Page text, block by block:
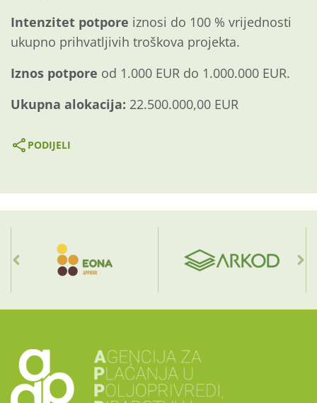
Intenzitet potpore iznosi do 100 % vrijednosti
ukupno prihvatljivih troškova projekta.
Iznos potpore od 1.000 EUR do 1.000.000 EUR.
Ukupna alokacija: 22.500.000,00 EUR
PODIJELI